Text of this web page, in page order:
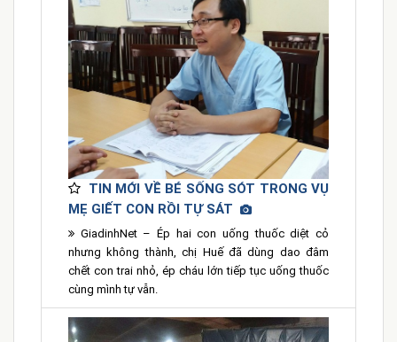
TIN MỚI VỀ BÉ SỐNG SÓT TRONG VỤ
MẸ GIẾT CON RỒI TỰ SÁT
GiadinhNet – Ép hai con uống thuốc diệt cỏ
nhưng không thành, chị Huế đã dùng dao đâm
chết con trai nhỏ, ép cháu lớn tiếp tục uống thuốc
cùng mình tự vẫn.